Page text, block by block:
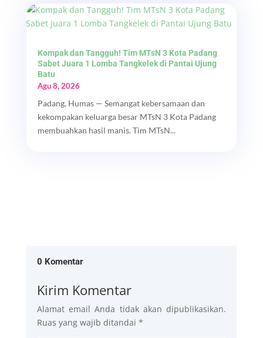
Kompak dan Tangguh! Tim MTsN 3 Kota Padang
Sabet Juara 1 Lomba Tangkelek di Pantai Ujung
Batu
Agu 8, 2026
Padang, Humas — Semangat kebersamaan dan
kekompakan keluarga besar MTsN 3 Kota Padang
membuahkan hasil manis. Tim MTsN...
0 Komentar
Kirim Komentar
Alamat email Anda tidak akan dipublikasikan.
Ruas yang wajib ditandai *